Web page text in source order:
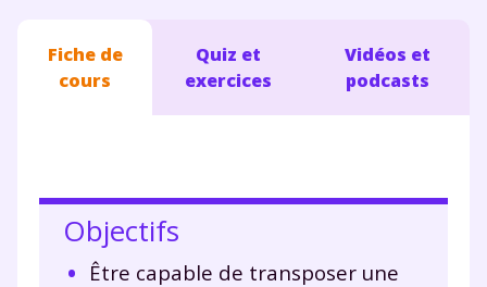
Fiche de
cours
Quiz et
exercices
Vidéos et
podcasts
Objectifs
Être capable de transposer une